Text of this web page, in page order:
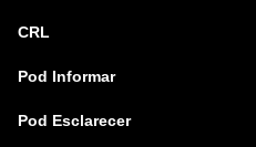
CRL
Pod Informar
Pod Esclarecer